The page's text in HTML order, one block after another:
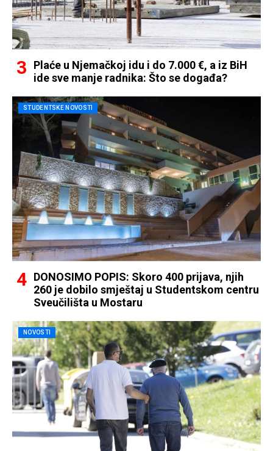
Plaće u Njemačkoj idu i do 7.000 €, a iz BiH
ide sve manje radnika: Što se događa?
STUDENTSKE NOVOSTI
DONOSIMO POPIS: Skoro 400 prijava, njih
260 je dobilo smještaj u Studentskom centru
Sveučilišta u Mostaru
NOVOSTI